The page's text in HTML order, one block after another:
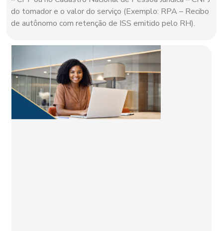
do tomador e o valor do serviço (Exemplo: RPA – Recibo
de autônomo com retenção de ISS emitido pelo RH).